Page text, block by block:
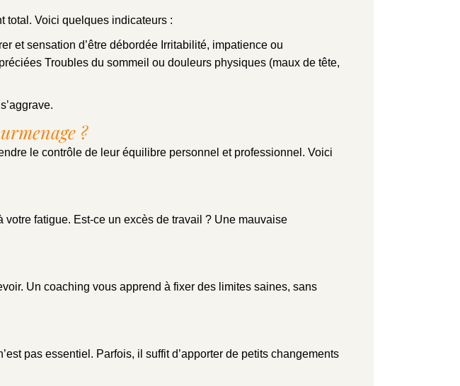
total. Voici quelques indicateurs :
et sensation d’être débordée Irritabilité, impatience ou
Troubles du sommeil ou douleurs physiques (maux de tête,
?
le contrôle de leur équilibre personnel et professionnel. Voici
fatigue. Est-ce un excès de travail ? Une mauvaise
Un coaching vous apprend à fixer des limites saines, sans
pas essentiel. Parfois, il suffit d’apporter de petits changements